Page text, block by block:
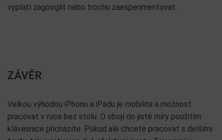
vyplatí zagooglit nebo trochu zaexperimentovat.
ZÁVĚR
Velkou výhodou iPhonu a iPadu je mobilita a možnost
pracovat v ruce bez stolu. O obojí do jisté míry použitím
klávesnice přicházíte. Pokud ale chcete pracovat s delšími